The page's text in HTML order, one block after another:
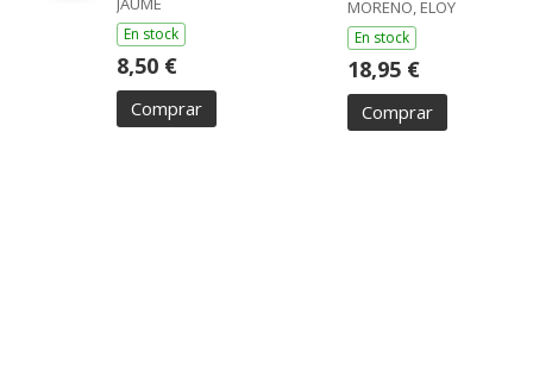
En stock
8,50 €
Comprar
MORENO, ELOY
En stock
18,95 €
Comprar